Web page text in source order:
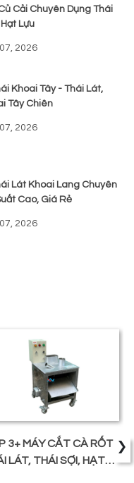
Cải Chuyên Dụng Thái
Lựu
2026
Khoai Tây - Thái Lát,
Tây Chiên
2026
Lát Khoai Lang Chuyên
Cao, Giá Rẻ
2026
3+ MÁY CẮT CÀ RỐT
LÁT, THÁI SỢI, HẠT
›